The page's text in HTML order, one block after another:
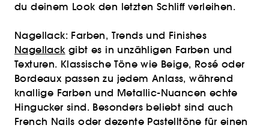
du deinem Look den letzten Schliff verleihen.
Nagellack: Farben, Trends und Finishes
Nagellackgibt es in unzähligen Farben und
Texturen. Klassische Töne wie Beige, Rosé oder
Bordeaux passen zu jedem Anlass, während
knallige Farben und Metallic-Nuancen echte
Hingucker sind. Besonders beliebt sind auch
French Nails oder dezente Pastelltöne für einen